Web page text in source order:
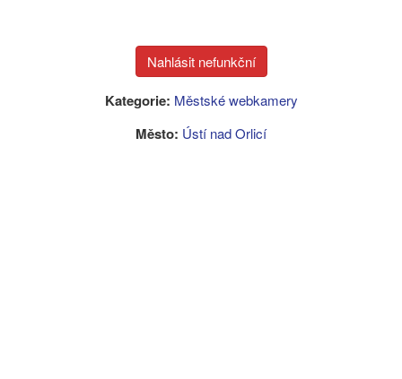
Kategorie: Městské webkamery
Město: Ústí nad Orlicí